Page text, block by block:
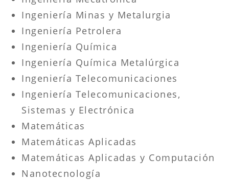
Ingeniería Minas y Metalurgia
Ingeniería Petrolera
Ingeniería Química
Ingeniería Química Metalúrgica
Ingeniería Telecomunicaciones
Ingeniería Telecomunicaciones,
Sistemas y Electrónica
Matemáticas
Matemáticas Aplicadas
Matemáticas Aplicadas y Computación
Nanotecnología